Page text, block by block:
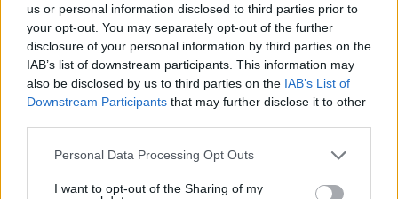
us or personal information disclosed to third parties prior to
your opt-out. You may separately opt-out of the further
disclosure of your personal information by third parties on the
IAB’s list of downstream participants. This information may
also be disclosed by us to third parties on the IAB’s List of
Downstream Participants that may further disclose it to other
Please note that this website/app uses one or more Google
not limited to your visit or usage behaviour. You may click to
Personal Data Processing Opt Outs
I want to opt-out of the Sharing of my
Τραμπ ανακάλεσε το προηγούμενο
Σαββατοκύριακο τον διορισμό του συμμάχου
τουΤζάρεντ Άιζακμανστη θέση του
επικεφαλής της Εθνικής Υπηρεσίας
Αεροναυτικής και Διαστήματος των ΗΠΑ.
Ωστόσο μια παρατεταμένη διαμάχη δεν είναι
να δυσκολέψει τους Ρεπουμπλικάνους να